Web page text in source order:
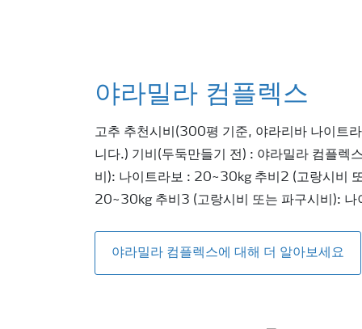
야라밀라 컴플렉스
고추 추천시비(300평 기준, 야라리바 나이트
니다.) 기비(두둑만들기 전) : 야라밀라 컴플렉
비): 나이트라보 : 20~30kg 추비2 (고랑시비
20~30kg 추비3 (고랑시비 또는 파구시비):
야라밀라 컴플렉스에 대해 더 알아보세요